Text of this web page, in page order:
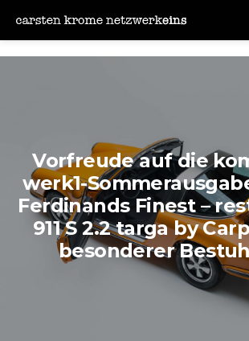
Vorfreude auf die
werk1-
Ferdinands Finest –
911 S 2.2 targa by
besonderer